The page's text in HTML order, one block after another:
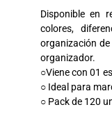
Disponible en
colores,
organización
organizador.
○Viene con 01
○ Ideal para
○ Pack de 120